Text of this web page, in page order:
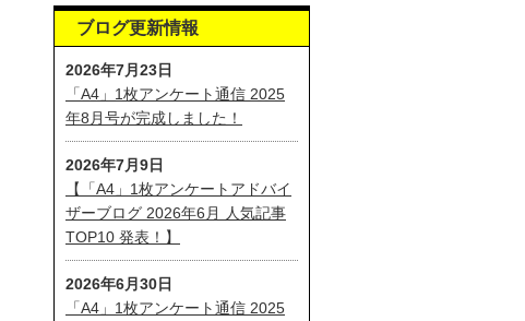
ブログ更新情報
2026年7月23日
「A4」1枚アンケート通信 2025
年8月号が完成しました！
2026年7月9日
【「A4」1枚アンケートアドバイ
ザーブログ 2026年6月 人気記事
TOP10 発表！】
2026年6月30日
「A4」1枚アンケート通信 2025